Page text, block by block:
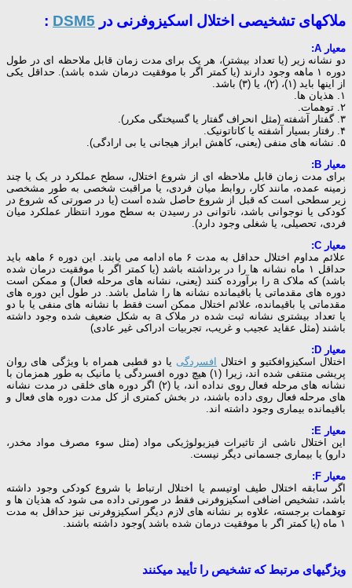
ملاکهای تشخیصی اختلال اسکیزوفرنی در DSM5
:
معیار A:
دو نشانه زیر (یا تعداد بیشتر)، هر یک برای مدت زمان قابل ملاحظه ای در طول
دوره ۱ ماهه وجود دارند (یا کمتر اگر با موفقیت درمان شده باشد). حداقل یکی
از اینها باید (۱)، (۲)، یا (۳) باشد.
١. هذیان ها.
٢. توهمات.
٣. گفتار آشفته (مثل انحراف گفتار یا گسیختگی مکرر).
۴. رفتار بسیار آشفته یا کاتاتونیک.
۵. نشانه های منفی (یعنی، کاهش ابراز هیجانی یا بی ارادگی).
معیار B:
برای مدت زمان قابل ملاحظه ای از شروع اختلال، سطح عملکرد در یک یا چند
زمینه عمده، مانند کار، روابط میان فردی، یا مراقبت شخصی به طور مشخصی
زیر سطحی است که قبل از شروع حاصل شده است (یا در صورتی که شروع در
کودکی یا نوجوانی باشد، ناتوانی در رسیدن به سطح مورد انتظار عملکرد میان
فردی، تحصیلی، یا شغلی وجود دارد).
معیار C:
علائم مداوم اختلال حداقل به مدت ۶ ماه ادامه می یابند. این دوره ۶ ماهه باید
حداقل ۱ ماه نشانه ها را در برداشته باشد (یا کمتر اگر با موفقیت درمان شده
باشد) که ملاک a را برآورده کنند (یعنی، نشانه های مرحله فعال) و ممکن است
دوره های مقدماتی یا باقیمانده نشانه ها را شامل باشد. در طول این دوره های
مقدماتی یا باقیمانده، علائم اختلال ممکن است فقط با نشانه های منفی یا با دو
یا تعداد بیشتری نشانه ثبت شده در ملاک a به شکل ضعیف شده وجود داشته
باشند (مثل عقاید عجیب و غریب، تجربیات ادراکی غیر عادی)
معیار D:
اختلال اسکیزوافکتیو و اختلال
افسردگی یا دو قطبی همراه با ویژگی های روان
پریشی منتفی شده اند، زیرا (۱) هیچ دوره افسردگی یا مانیک به طور همزمان با
نشانه های مرحله فعال روی نداده اند، یا (۲) اگر دوره های خلقی در مدت نشانه
های مرحله فعال روی داده باشند، در بخش کمتری از کل مدت دوره های فعال و
باقیمانده بیماری وجود داشته اند.
معیار E:
این اختلال ناشی از تاثیرات فیزیولوژیکی مواد (مثل سوء مصرف مواد مخدر،
دارو) یا بیماری جسمانی دیگر نیست.
معیار F:
اگر سابقه اختلال طیف اوتیسم یا اختلال ارتباط با شروع کودکی وجود داشته
باشد، تشخیص اضافی اسکیزوفرنی فقط در صورتی داده می شود که هذیان ها و
توهمات برجسته، علاوه بر نشانه های لازم دیگر اسکیزوفرنی نیز حداقل به مدت
۱ ماه (یا کمتر اگر با موفقیت درمان شده باشد )وجود داشته باشند.
ویژگی­های مرتبط که تشخیص را تأیید می­کنند